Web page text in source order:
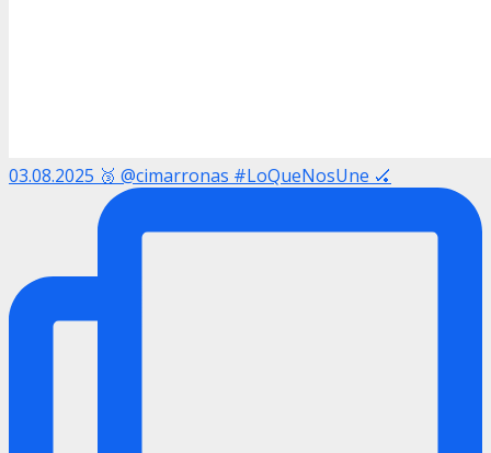
03.08.2025 🥉 @cimarronas #LoQueNosUne 🏑